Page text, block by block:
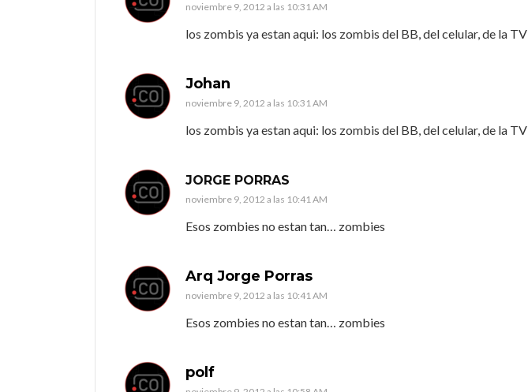
noviembre 9, 2012 a las 10:31 AM
los zombis ya estan aqui: los zombis del BB, del celular, de la TV
Johan
noviembre 9, 2012 a las 10:31 AM
los zombis ya estan aqui: los zombis del BB, del celular, de la TV
JORGE PORRAS
noviembre 9, 2012 a las 10:41 AM
Esos zombies no estan tan… zombies
Arq Jorge Porras
noviembre 9, 2012 a las 10:41 AM
Esos zombies no estan tan… zombies
polf